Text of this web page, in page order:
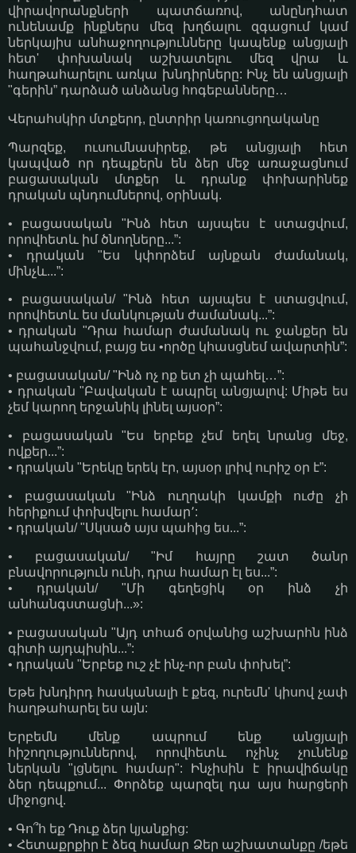
վիրավորանքների պատճառով, անընդհատ
ունենամք ինքներս մեզ խղճալու զգացում կամ
ներկայիս անհաջողությունները կապենք անցյալի
հետ' փոխանակ աշխատելու մեզ վրա և
հաղթահարելու առկա խնդիրները: Ինչ են անցյալի
"գերին” դարձած անձանց հոգեբանները…
Վերահսկիր մտքերդ, ընտրիր կառուցողականը
Պարզեք, ուսումնասիրեք, թե անցյալի հետ
կապված որ դեպքերն են ձեր մեջ առաջացնում
բացասական մտքեր և դրանք փոխարինեք
դրական պնդումներով, օրինակ.
• բացասական "Ինձ հետ այսպես է ստացվում,
որովհետև իմ ծնողները...”:
• դրական "Ես կփորձեմ այնքան ժամանակ,
մինչև...”:
• բացասական/ "Ինձ հետ այսպես է ստացվում,
որովհետև ես մանկության ժամանակ...”:
• դրական "Դրա համար ժամանակ ու ջանքեր են
պահանջվում, բայց ես •ործը կհասցնեմ ավարտին”:
• բացասական/ "Ինձ ոչ ոք ետ չի պահել…”:
• դրական "Բավական է ապրել անցյալով: Միթե ես
չեմ կարող երջանիկ լինել այսօր”:
• բացասական "Ես երբեք չեմ եղել նրանց մեջ,
ովքեր...”:
• դրական "Երեկը երեկ էր, այսօր լրիվ ուրիշ օր է”:
• բացասական "Ինձ ուղղակի կամքի ուժը չի
հերիքում փոխվելու համար՚:
• դրական/ "Սկսած այս պահից ես...”:
• բացասական/ "Իմ հայրը շատ ծանր
բնավորություն ունի, դրա համար էլ ես...”:
• դրական/ "Մի գեղեցիկ օր ինձ չի
անհանգստացնի...»:
• բացասական "Այդ տհաճ օրվանից աշխարհն ինձ
գիտի այդպիսին...”:
• դրական "Երբեք ուշ չէ ինչ-որ բան փոխել”:
Եթե խնդիրդ հասկանալի է քեզ, ուրեմն' կիսով չափ
հաղթահարել ես այն:
Երբեմն մենք ապրում ենք անցյալի
հիշողություններով, որովհետև ոչինչ չունենք
ներկան "լցնելու համար": Ինչիսին է իրավիճակը
ձեր դեպքում... Փորձեք պարզել դա այս հարցերի
միջոցով.
• Գո՞հ եք Դուք ձեր կյանքից:
• Հետաքրքիր է ձեզ համար Ձեր աշխատանքը /եթե